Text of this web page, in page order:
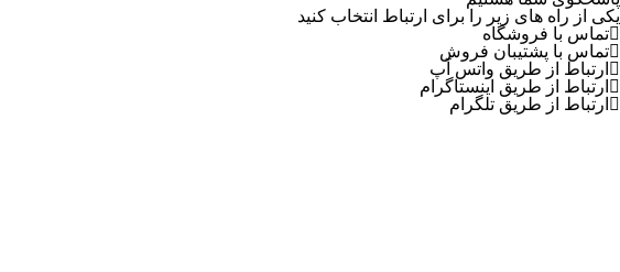
یکی از راه های زیر را برای ارتباط انتخاب کنید
تماس با فروشگاه
تماس با پشتیبان فروش
ارتباط از طریق واتس آپ
ارتباط از طریق اینستاگرام
ارتباط از طریق تلگرام